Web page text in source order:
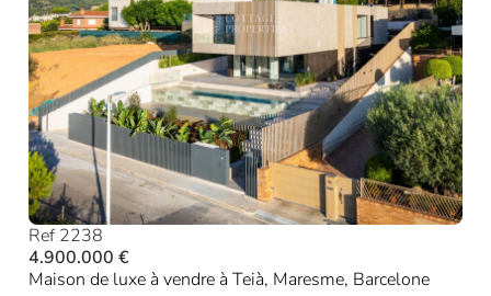
Ref 2238
4.900.000 €
Maison de luxe à vendre à Teià, Maresme, Barcelone